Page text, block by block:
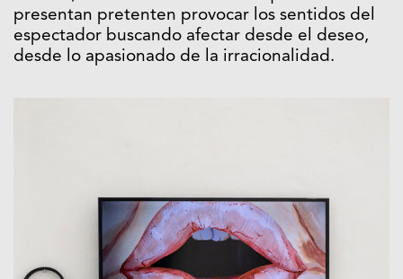
presentan pretenten provocar los sentidos del
espectador buscando afectar desde el deseo,
desde lo apasionado de la irracionalidad.